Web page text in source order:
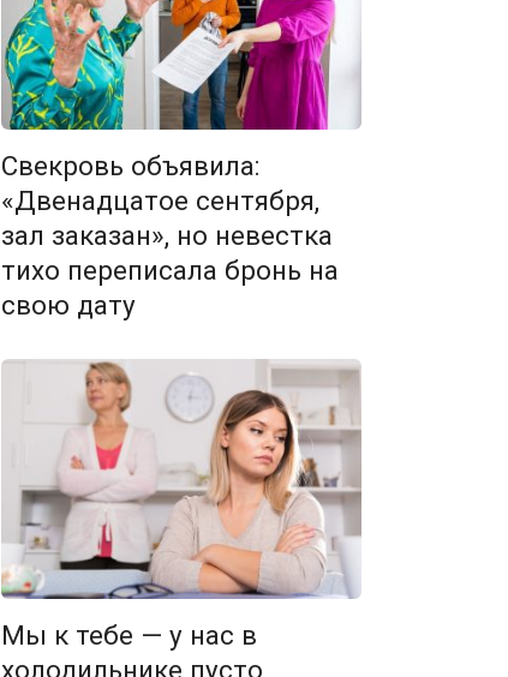
Свекровь объявила:
«Двенадцатое сентября,
зал заказан», но невестка
тихо переписала бронь на
свою дату
Мы к тебе — у нас в
холодильнике пусто